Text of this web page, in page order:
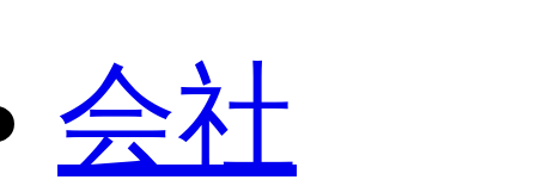
会社